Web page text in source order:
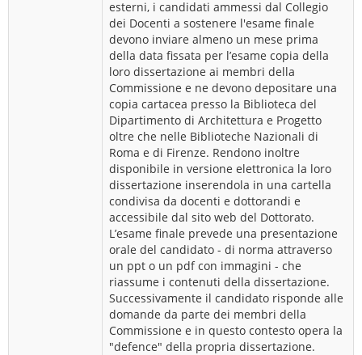
esterni, i candidati ammessi dal Collegio
dei Docenti a sostenere l'esame finale
devono inviare almeno un mese prima
della data fissata per l’esame copia della
loro dissertazione ai membri della
Commissione e ne devono depositare una
copia cartacea presso la Biblioteca del
Dipartimento di Architettura e Progetto
oltre che nelle Biblioteche Nazionali di
Roma e di Firenze. Rendono inoltre
disponibile in versione elettronica la loro
dissertazione inserendola in una cartella
condivisa da docenti e dottorandi e
accessibile dal sito web del Dottorato.
L’esame finale prevede una presentazione
orale del candidato - di norma attraverso
un ppt o un pdf con immagini - che
riassume i contenuti della dissertazione.
Successivamente il candidato risponde alle
domande da parte dei membri della
Commissione e in questo contesto opera la
"defence" della propria dissertazione.